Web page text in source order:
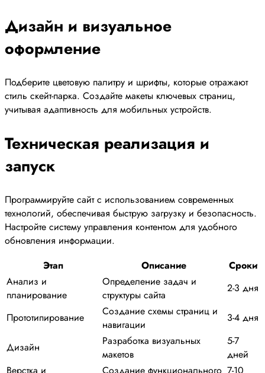
Дизайн и визуальное
оформление
Подберите цветовую палитру и шрифты, которые отражают
стиль скейт-парка. Создайте макеты ключевых страниц,
учитывая адаптивность для мобильных устройств.
Техническая реализация и
запуск
Программируйте сайт с использованием современных
технологий, обеспечивая быструю загрузку и безопасность.
Настройте систему управления контентом для удобного
обновления информации.
Этап
Описание
Сроки
Анализ и
планирование
Определение задач и
структуры сайта
2-3 дня
Прототипирование
Создание схемы страниц и
навигации
3-4 дня
Дизайн
Разработка визуальных
макетов
5-7
дней